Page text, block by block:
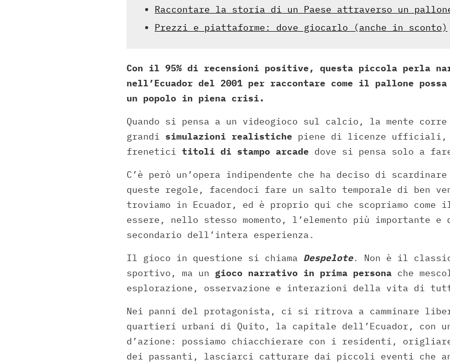
Raccontare la storia di un Paese attraverso un
Prezzi e piattaforme: dove giocarlo (anche in sconto)
Con il 95% di recensioni positive, questa piccola perla
nell’Ecuador del 2001 per raccontare come il pallone
un popolo in piena crisi.
Quando si pensa a un videogioco sul calcio, la mente
grandi simulazioni realistiche piene di licenze ufficiali,
frenetici titoli di stampo arcade dove si pensa solo a
C’è però un’opera indipendente che ha deciso di scardinare
queste regole, facendoci fare un salto temporale di ben
troviamo in Ecuador, ed è proprio qui che scopriamo come
essere, nello stesso momento, l’elemento più importante e
secondario dell’intera esperienza.
Il gioco in questione si chiama Despelote. Non è il
sportivo, ma un gioco narrativo in prima persona che
esplorazione, osservazione e interazioni della vita di
Nei panni del protagonista, ci si ritrova a camminare
quartieri urbani di Quito, la capitale dell’Ecuador, con
d’azione: possiamo chiacchierare con i residenti,
dei passanti, lasciarci catturare dai piccoli eventi che